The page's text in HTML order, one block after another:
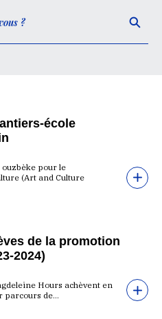
école
pour le
(Art and Culture
de la promotion
2024)
Hours achèvent en
parcours de…